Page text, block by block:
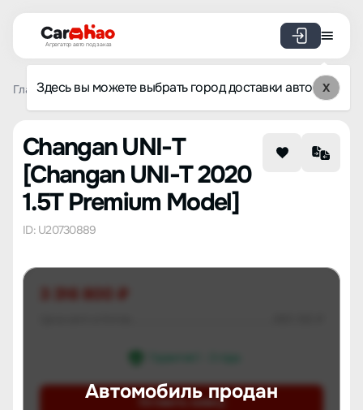
Агрегатор авто под заказ
Здесь вы можете выбрать город доставки авто X
Главная Список брендов Changan UNI-T Changan
Changan UNI-T
[Changan UNI-T 2020
1.5T Premium Model]
ID: U20730889
Автомобиль продан
3 316 800 ₽
Оставить заявку